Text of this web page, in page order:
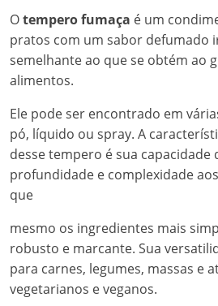
Otempero fumaça é um
pratos com um sabor defumado
semelhante ao que se obtém ao
alimentos.
Ele pode ser encontrado em
pó, líquido ou spray. A
desse tempero é sua capacidade
profundidade e complexidade
que
mesmo os ingredientes mais
robusto e marcante. Sua
para carnes, legumes, massas e
vegetarianos e veganos.